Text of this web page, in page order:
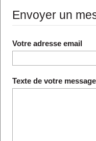
Envoyer un
Votre adresse email
Texte de votre message